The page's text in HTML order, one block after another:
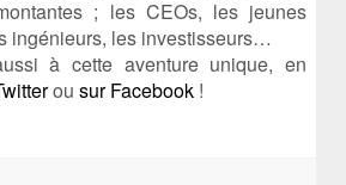
; les CEOs, les jeunes
ingénieurs, les investisseurs…
à cette aventure unique, en
ousur Facebook !